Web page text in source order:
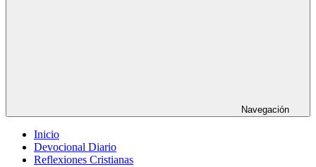
Navegación
Inicio
Devocional Diario
Reflexiones Cristianas